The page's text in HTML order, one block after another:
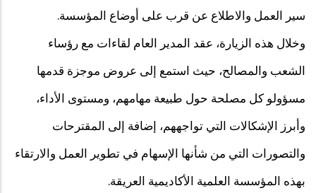
سير العمل والاطلاع عن قرب على أوضاع المؤسسة.
وخلال هذه الزيارة، عقد المدير العام لقاءات مع رؤساء
الشعب والمصالح، حيث استمع إلى عروض موجزة قدمها
مسؤولو كل مصلحة حول طبيعة مهامهم، ومستوى الأداء،
وأبرز الإشكالات التي تواجههم، إضافة إلى المقترحات
والتصورات التي من شأنها الإسهام في تطوير العمل والارتقاء
بهذه المؤسسة العلمية الأكاديمية العريقة.